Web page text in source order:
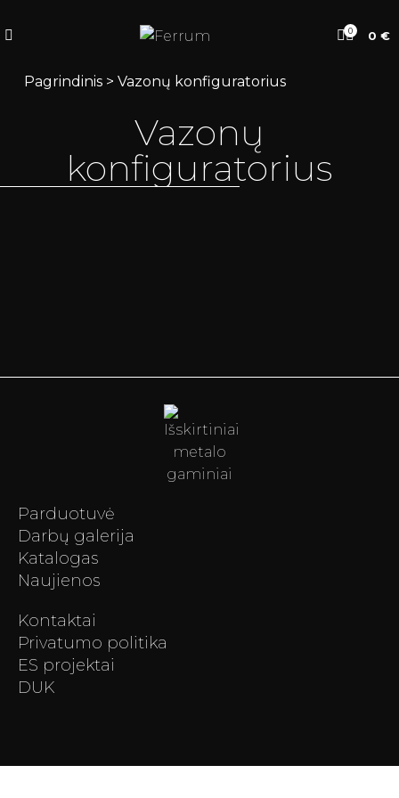
0 0 €
Pagrindinis> Vazonų konfiguratorius
Vazonų
konfiguratorius
Parduotuvė
Darbų galerija
Katalogas
Naujienos
Kontaktai
Privatumo politika
ES projektai
DUK